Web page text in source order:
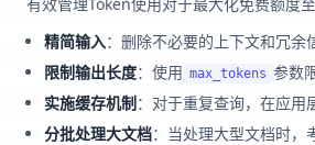
精简输入：删除不必要的上下文和冗余
限制输出长度：使用 max_tokens 参数
实施缓存机制：对于重复查询，在应用
分批处理大文档：当处理大型文档时，